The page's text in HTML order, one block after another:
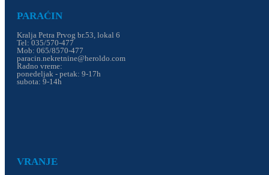
PARAĆIN
Kralja Petra Prvog br.53, lokal 6
Tel: 035/570-477
Mob: 065/8570-477
paracin.nekretnine@heroldo.com
Radno vreme:
ponedeljak - petak: 9-17h
subota: 9-14h
VRANJE